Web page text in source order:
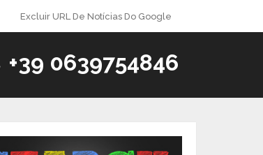
Excluir URL De Notícias Do Google
+39 0639754846